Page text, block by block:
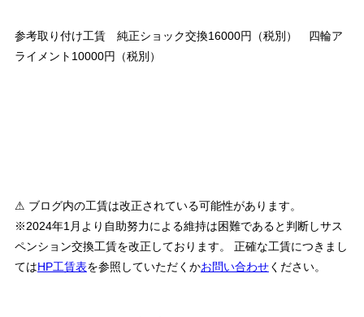
参考取り付け工賃 純正ショック交換16000円（税別） 四輪ア
ライメント10000円（税別）
⚠ ブログ内の工賃は改正されている可能性があります。
※2024年1月より自助努力による維持は困難であると判断しサス
ペンション交換工賃を改正しております。 正確な工賃につきまし
てはHP工賃表を参照していただくかお問い合わせください。